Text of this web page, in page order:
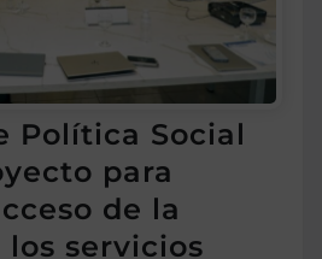
Política Social
para
de la
servicios